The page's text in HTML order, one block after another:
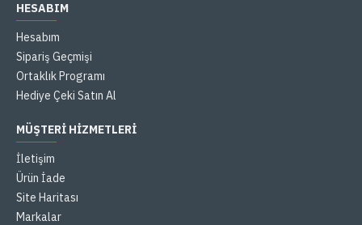
HESABIM
Hesabım
Sipariş Geçmişi
Ortaklık Programı
Hediye Çeki Satın Al
MÜŞTERI HIZMETLERI
İletişim
Ürün İade
Site Haritası
Markalar